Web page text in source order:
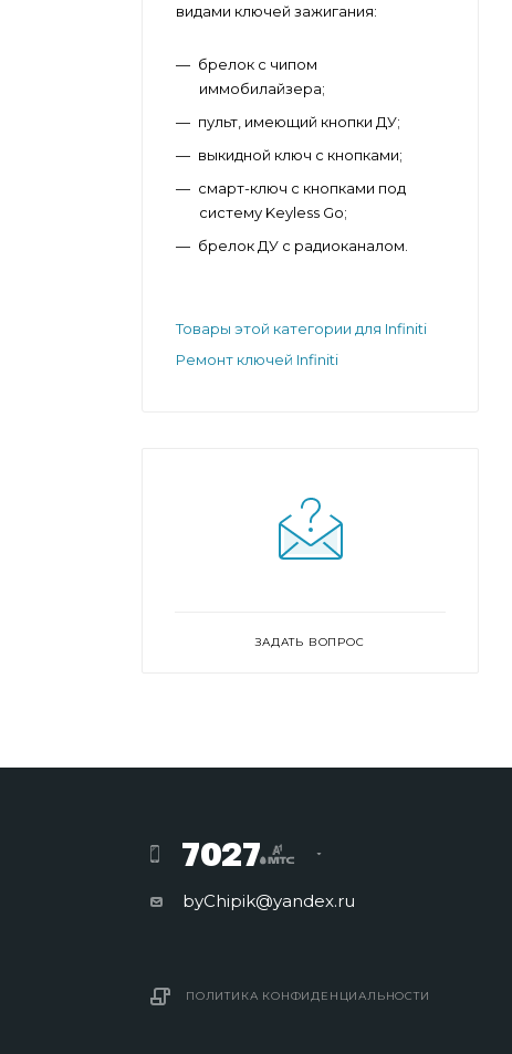
видами ключей зажигания:
брелок с чипом
иммобилайзера;
пульт, имеющий кнопки ДУ;
выкидной ключ с кнопками;
смарт-ключ с кнопками под
систему Keyless Go;
брелок ДУ с радиоканалом.
Товары этой категории для Infiniti
Ремонт ключей Infiniti
ЗАДАТЬ ВОПРОС
7027
byChipik@yandex.ru
ПОЛИТИКА КОНФИДЕНЦИАЛЬНОСТИ